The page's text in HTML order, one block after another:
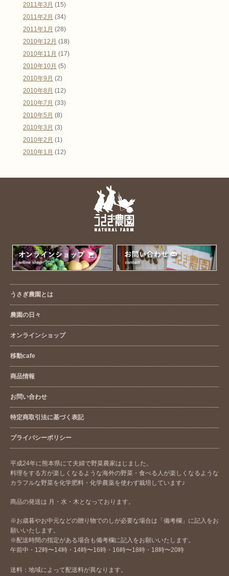
2011年3月 (15)
2011年2月 (34)
2011年1月 (28)
2010年12月 (18)
2010年11月 (17)
2010年10月 (5)
2010年9月 (2)
2010年8月 (12)
2010年7月 (33)
2010年5月 (8)
2010年3月 (3)
2010年2月 (1)
2010年1月 (12)
うさぎ農園とは
農園の日々
オンラインショップ
移動cafe
商品情報
お問い合わせ
特定商取引法に基づく表記
プライバシーポリシー
平成24年に熊本県にて夫婦で野菜農家はじました。
料理をする方が楽しくなるような海外の野菜・食べる人が楽しくなるような
カラフルな野菜を化学肥料・化学農薬を使わず栽培しています♪
商品の発送は 月・水・木となっております。
※お歳暮やお中元などの贈り物でのしが必要な場合は「備考欄」に記入をお
願いいたします。
※配送時間の指定がある場合も備考欄に記入をお願いいたします。
午前中・12時〜14時・14時〜16時・16時〜18時・18時〜20時
送料：地域によって配送料が異なります。